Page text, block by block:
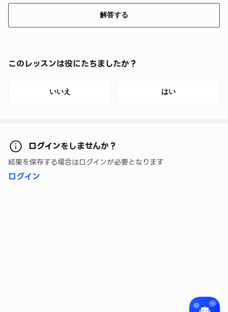
解答する
このレッスンは役にたちましたか？
いいえ はい
ログインをしませんか？
結果を保存する場合はログインが必要となります
ログイン